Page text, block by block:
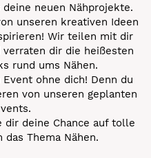
neuen Nähprojekte.
unseren kreativen Ideen
Wir teilen mit dir
verraten dir die heißesten
rund ums Nähen.
ohne dich! Denn du
von unseren geplanten
dir deine Chance auf tolle
das Thema Nähen.